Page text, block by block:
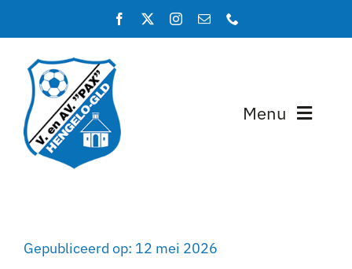
naar
inhoud
Menu
Teams
Gepubliceerd op: 12 mei 2026